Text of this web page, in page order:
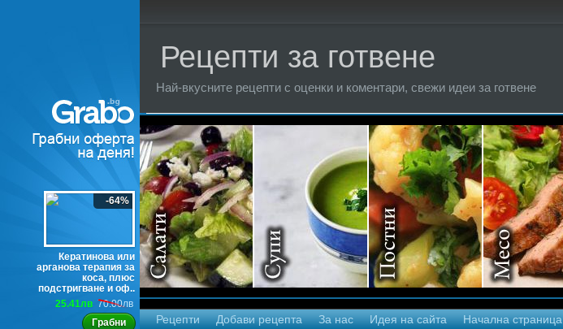
-64%
Кератинова или
арганова терапия за
коса, плюс
подстригване и оф..
25.41лв 70.00лв
Грабни
Рецепти за готвене
Най-вкусните рецепти с оценки и коментари, свежи идеи за готвене
Торти
Рецепти Добави рецепта За нас Идея на сайта Начална страница